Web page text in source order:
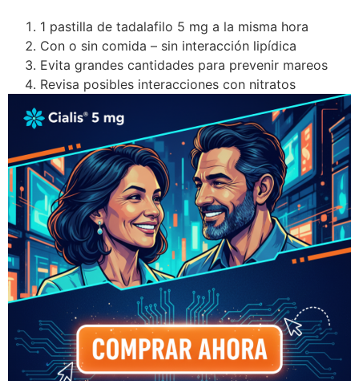
1 pastilla de tadalafilo 5 mg a la misma hora
Con o sin comida – sin interacción lipídica
Evita grandes cantidades para prevenir mareos
Revisa posibles interacciones con nitratos